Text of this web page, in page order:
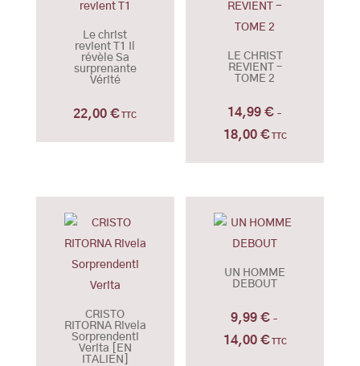
Le christ
revient T1 Il
révèle Sa
surprenante
Vérité
22,00€ TTC
LE CHRIST
REVIENT –
TOME 2
14,99 € –
18,00 €Plage
14,99 €
à
18,00 €
TTC
CRISTO
RITORNA Rivela
Sorprendenti
Verita [EN
ITALIEN]
UN HOMME
DEBOUT
9,99€ –
14,00 €Plage
TTC